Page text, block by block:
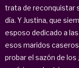
trata de reconquistar
día. Y Justina, que
esposo dedicado a
esos maridos
probar el sazón de